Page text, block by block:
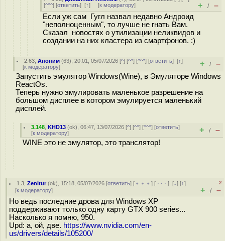
[^^^] [ответить] [↑] [к модератору] + / –
Если уж сам Гугл назвал недавно Андроид
"неполноценным", то лучше не гнать Вам.
Сказал новостях о утилизации неликвидов и
создании на них кластера из смартфонов. :)
2.63 ,Аноним (63), 20:01, 05/07/2026 [^] [^^] [^^^] [ответить][↑]
[к модератору] + / –
Запустить эмулятор Windows(Wine), в Эмуляторе Windows
ReactOs.
Теперь нужно эмулировать маленькое разрешение на
большом дисплее в котором эмулируется маленький
дисплей.
3.148 ,KHD13 (ok), 06:47, 13/07/2026 [^] [^^] [^^^] [ответить]
[к модератору] + / –
WINE это не эмулятор, это транслятор!
1.3 ,Zenitur(ok), 15:18, 05/07/2026 [ответить] [ ﹢﹢﹢] [ · · ·][↓] [↑]
[к модератору]
–2
+ / –
Но ведь последние дрова для Windows XP
поддерживают только одну карту GTX 900 series...
Насколько я помню, 950.
Upd: а, ой, две. https://www.nvidia.com/en-
us/drivers/details/105200/